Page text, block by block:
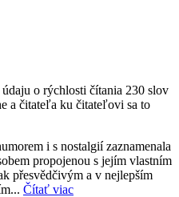
o rýchlosti čítania 230 slov
a čitateľa ku čitateľovi sa to
i s nostalgií zaznamenala
propojenou s jejím vlastním
přesvědčivým a v nejlepším
Čítať viac